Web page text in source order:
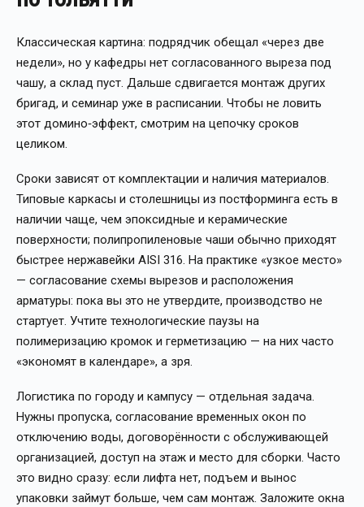
Классическая картина: подрядчик обещал «через две
недели», но у кафедры нет согласованного выреза под
чашу, а склад пуст. Дальше сдвигается монтаж других
бригад, и семинар уже в расписании. Чтобы не ловить
этот домино‑эффект, смотрим на цепочку сроков
целиком.
Сроки зависят от комплектации и наличия материалов.
Типовые каркасы и столешницы из постформинга есть в
наличии чаще, чем эпоксидные и керамические
поверхности; полипропиленовые чаши обычно приходят
быстрее нержавейки AISI 316. На практике «узкое место»
— согласование схемы вырезов и расположения
арматуры: пока вы это не утвердите, производство не
стартует. Учтите технологические паузы на
полимеризацию кромок и герметизацию — на них часто
«экономят в календаре», а зря.
Логистика по городу и кампусу — отдельная задача.
Нужны пропуска, согласование временных окон по
отключению воды, договорённости с обслуживающей
организацией, доступ на этаж и место для сборки. Часто
это видно сразу: если лифта нет, подъем и вынос
упаковки займут больше, чем сам монтаж. Заложите окна